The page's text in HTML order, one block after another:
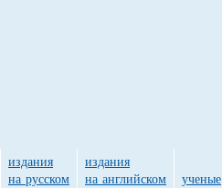
издания
на русском
издания
на английском
ученые